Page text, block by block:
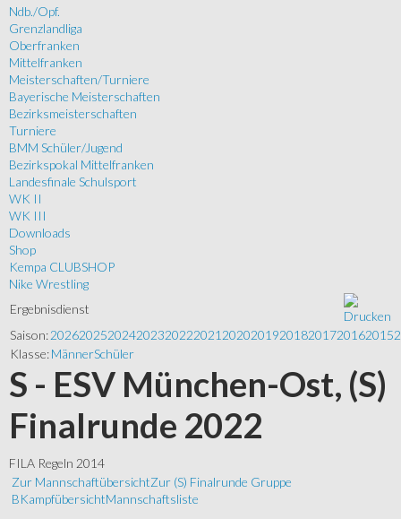
Ndb./Opf.
Grenzlandliga
Oberfranken
Mittelfranken
Meisterschaften/Turniere
Bayerische Meisterschaften
Bezirksmeisterschaften
Turniere
BMM Schüler/Jugend
Bezirkspokal Mittelfranken
Landesfinale Schulsport
WK II
WK III
Downloads
Shop
Kempa CLUBSHOP
Nike Wrestling
Ergebnisdienst
Saison:202620252024202320222021 202020192018201720162015
Klasse:MännerSchüler
S - ESV München-Ost, (S)
Finalrunde 2022
FILA Regeln 2014
Zur MannschaftübersichtZur (S) Finalrunde Gruppe
BKampfübersichtMannschaftsliste